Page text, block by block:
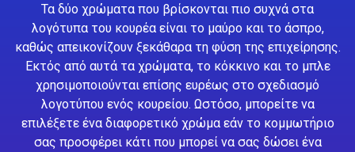
Τα δύο χρώματα που βρίσκονται πιο συχνά στα
λογότυπα του κουρέα είναι το μαύρο και το άσπρο,
καθώς απεικονίζουν ξεκάθαρα τη φύση της επιχείρησης.
Εκτός από αυτά τα χρώματα, το κόκκινο και το μπλε
χρησιμοποιούνται επίσης ευρέως στο σχεδιασμό
λογοτύπου ενός κουρείου. Ωστόσο, μπορείτε να
επιλέξετε ένα διαφορετικό χρώμα εάν το κομμωτήριο
σας προσφέρει κάτι που μπορεί να σας δώσει ένα